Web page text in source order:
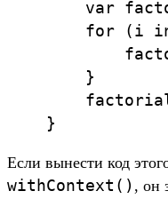
var
for (i
        }
Если вынести код
withContext() , он